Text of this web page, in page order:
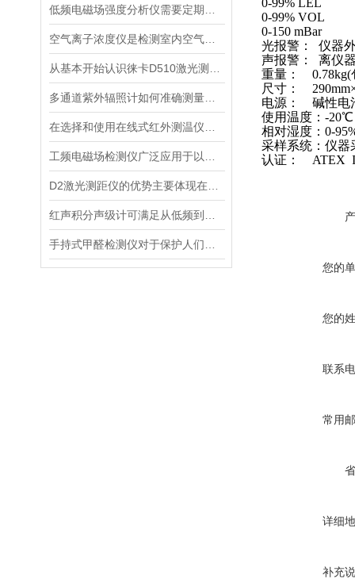
0-99% LEL
0-99% VOL
0-150 mBar
光报警： 仪器
声报警： 离仪
重量： 0.78kg(
尺寸：
电源： 碱性电
使用温度： -20℃
相对湿度： 0-
采样系统：仪器
认证： ATEX
您的
您的
联系
常用
详细
补充